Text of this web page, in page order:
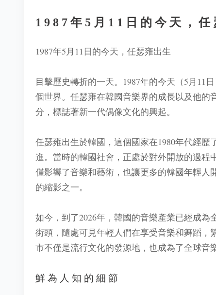
1987年5月11日的今天，任
1987年5月11日的今天，任瑟雍出生
目擊歷史轉折的一天。1987年的今天（5月11
個世界。任瑟雍在韓國音樂界的成長以及他
分，標誌著新一代偶像文化的興起。
任瑟雍出生於韓國，這個國家在1980年代經
進。當時的韓國社會，正處於對外開放的過
僅影響了音樂和藝術，也讓更多的韓國年輕
的縮影之一。
如今，到了2026年，韓國的音樂產業已經成
街頭，隨處可見年輕人們在享受音樂和舞蹈
市不僅是流行文化的發源地，也成為了全球音
鮮為人知的細節